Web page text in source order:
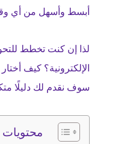
أبسط وأسهل من أي
لذا إن كنت تخطط
الإلكترونية؟ كيف
سوف نقدم لك دليلًا
محتويات